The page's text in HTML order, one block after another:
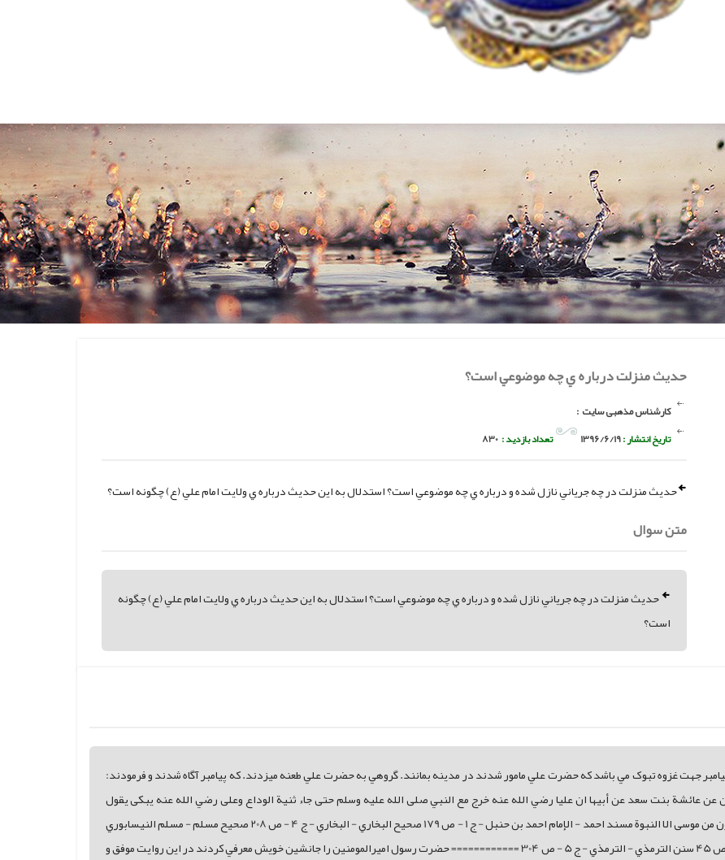
حديث منزلت درباره ي چه موضوعي است؟
: کارشناس مذهبی سایت
تاریخ انتشار :1396/6/19 تعداد بازدید : 830
حديث منزلت در چه جرياني نازل شده و درباره ي چه موضوعي است؟ استدلال به اين حديث درباره ي ولايت امام علي (ع) چگونه است؟
متن سوال
حديث منزلت در چه جرياني نازل شده و درباره ي چه موضوعي است؟ استدلال به اين حديث درباره ي ولايت امام علي (ع) چگونه
است؟
جهت غزوه تبوک مي باشد که حضرت علي مامور شدند در مدينه بمانند. گروهي به حضرت علي طعنه ميزدند. که پيامبر آگاه شدند و فرمودند:
احمد بن حنبل - ج 1 - ص 170 عبد الرحمن عن عائشة بنت سعد عن أبيها ان عليا رضي الله عنه خرج مع النبي صلى الله عليه وسلم حتى جاء ثنية الوداع وعلى رضي الله عنه يبکى يقول
تخلفني مع الخوالف فقال أو ما ترضى أن تکون منى بمنزلة هارون من موسى الا النبوة مسند احمد - الإمام احمد بن حنبل - ج 1 - ص 179 صحيح البخاري - البخاري - ج 4 - ص 208 صحيح مسلم - مسلم النيسابوري
- ج 7 - ص 120 سنن ابن ماجة - محمد بن يزيد القزويني - ج 1 - ص 45 سنن الترمذي - الترمذي - ج 5 - ص 304 ============ حضرت رسول اميرالمومنين را جانشين خويش معرفي کردند در اين روايت موفق و